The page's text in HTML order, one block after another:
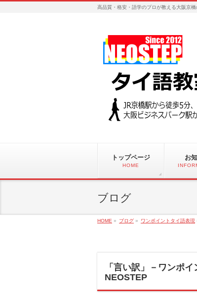
高品質・格安・語学のプロが教える大阪京
トップページ
HOME
お
ブログ
HOME » ブログ » ワンポイントタイ語表現
「言い訳」－ワンポ
NEOSTEP